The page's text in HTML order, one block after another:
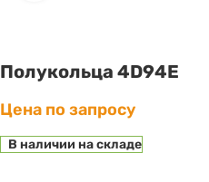
Полукольца 4D94E
Цена по запросу
В наличии на складе